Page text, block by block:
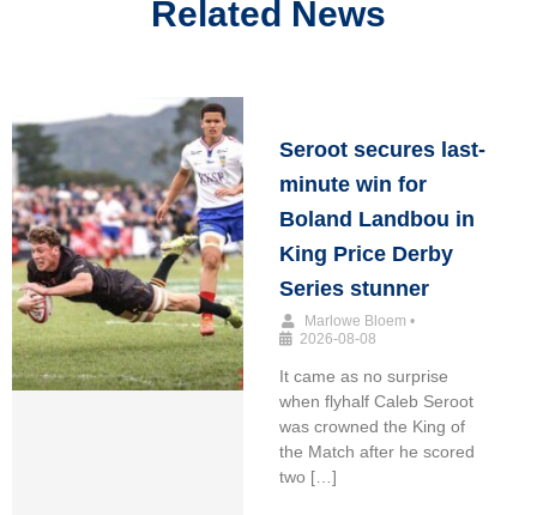
Related News
Seroot secures last-
minute win for
Boland Landbou in
King Price Derby
Series stunner
Marlowe Bloem •
2026-08-08
It came as no surprise
when flyhalf Caleb Seroot
was crowned the King of
the Match after he scored
two […]